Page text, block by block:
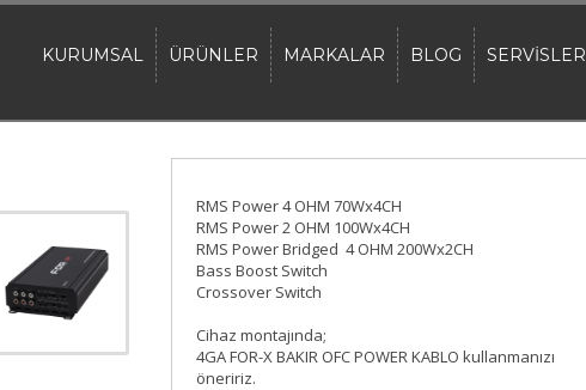
KURUMSAL ÜRÜNLER MARKALAR BLOG SERVİSLER
RMS Power 4 OHM 70Wx4CH
RMS Power 2 OHM 100Wx4CH
RMS Power Bridged 4 OHM 200Wx2CH
Bass Boost Switch
Crossover Switch
Cihaz montajında;
4GA FOR-X BAKIR OFC POWER KABLO kullanmanızı
öneririz.